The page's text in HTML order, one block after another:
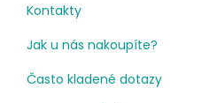
Kontakty
Jak u nás nakoupíte?
Často kladené dotazy